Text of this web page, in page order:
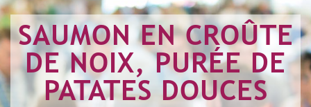
SAUMON EN CROÛTE
DE NOIX, PURÉE DE
PATATES DOUCES